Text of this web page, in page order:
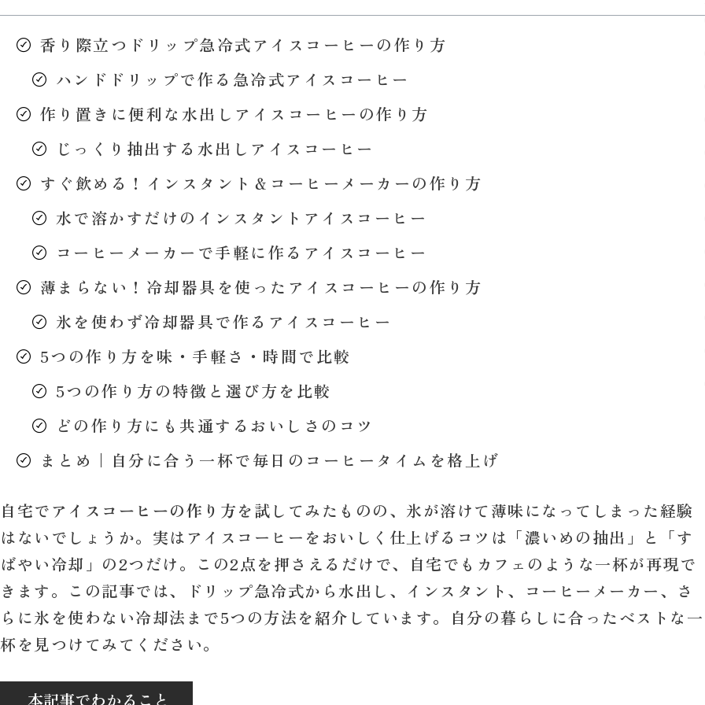
香り際立つドリップ急冷式アイスコーヒーの作り方
ハンドドリップで作る急冷式アイスコーヒー
作り置きに便利な水出しアイスコーヒーの作り方
じっくり抽出する水出しアイスコーヒー
すぐ飲める！インスタント＆コーヒーメーカーの作り方
水で溶かすだけのインスタントアイスコーヒー
コーヒーメーカーで手軽に作るアイスコーヒー
薄まらない！冷却器具を使ったアイスコーヒーの作り方
氷を使わず冷却器具で作るアイスコーヒー
5つの作り方を味・手軽さ・時間で比較
5つの作り方の特徴と選び方を比較
どの作り方にも共通するおいしさのコツ
まとめ｜自分に合う一杯で毎日のコーヒータイムを格上げ
自宅でアイスコーヒーの作り方を試してみたものの、氷が溶けて薄味になってしまった経験
はないでしょうか。実はアイスコーヒーをおいしく仕上げるコツは「濃いめの抽出」と「す
ばやい冷却」の2つだけ。この2点を押さえるだけで、自宅でもカフェのような一杯が再現で
きます。この記事では、ドリップ急冷式から水出し、インスタント、コーヒーメーカー、さ
らに氷を使わない冷却法まで5つの方法を紹介しています。自分の暮らしに合ったベストな一
杯を見つけてみてください。
本記事でわかること